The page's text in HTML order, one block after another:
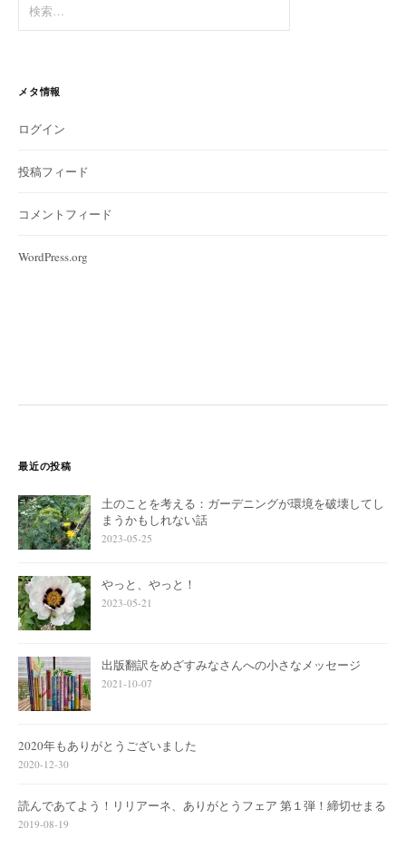
索:
メタ情報
ログイン
投稿フィード
コメントフィード
WordPress.org
最近の投稿
土のことを考える：ガーデニングが環境を破壊してし
まうかもしれない話
2023-05-25
やっと、やっと！
2023-05-21
出版翻訳をめざすみなさんへの小さなメッセージ
2021-10-07
2020年もありがとうございました
2020-12-30
読んであてよう！リリアーネ、ありがとうフェア 第１弾！締切せまる
2019-08-19